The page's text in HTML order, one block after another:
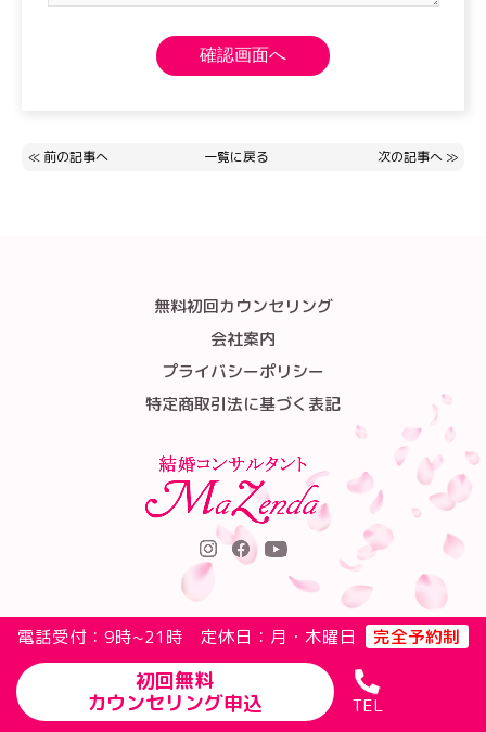
≪ 前の記事へ 一覧に戻る 次の記事へ ≫
無料初回カウンセリング
会社案内
プライバシーポリシー
特定商取引法に基づく表記
電話受付：9時~21時 定休日：月・木曜日 完全予約制
初回無料
カウンセリング申込
TEL